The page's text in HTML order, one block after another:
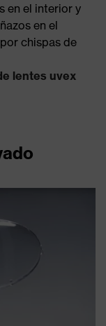
en el interior y
en el
chispas de
lentes uvex